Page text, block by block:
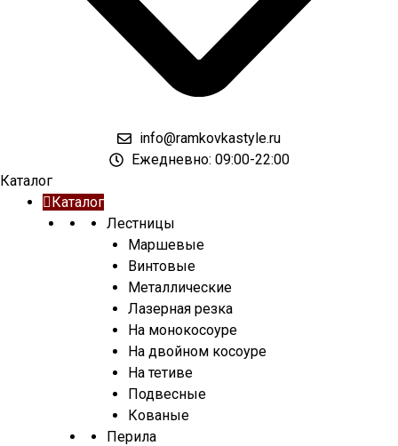
info@ramkovkastyle.ru
Ежедневно: 09:00-22:00
Каталог
Каталог
Лестницы
Маршевые
Винтовые
Металлические
Лазерная резка
На монокосоуре
На двойном косоуре
На тетиве
Подвесные
Кованые
Перила